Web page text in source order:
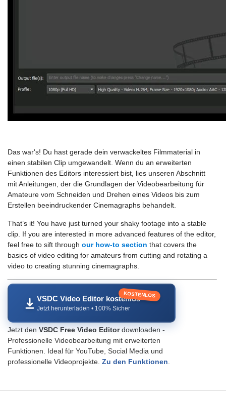
Das war's! Du hast gerade dein verwackeltes Filmmaterial in
einen stabilen Clip umgewandelt. Wenn du an erweiterten
Funktionen des Editors interessiert bist, lies unseren Abschnitt
mit Anleitungen, der die Grundlagen der Videobearbeitung für
Amateure vom Schneiden und Drehen eines Videos bis zum
Erstellen beeindruckender Cinemagraphs behandelt.
That’s it! You have just turned your shaky footage into a stable
clip. If you are interested in more advanced features of the editor,
feel free to sift through our how-to section that covers the
basics of video editing for amateurs from cutting and rotating a
video to creating stunning cinemagraphs.
VSDC Video Editor kostenlos
Jetzt herunterladen • 100% Sicher
KOSTENLOS
Jetzt den VSDC Free Video Editordownloaden -
Professionelle Videobearbeitung mit erweiterten
Funktionen. Ideal für YouTube, Social Media und
professionelle Videoprojekte. Zu den Funktionen